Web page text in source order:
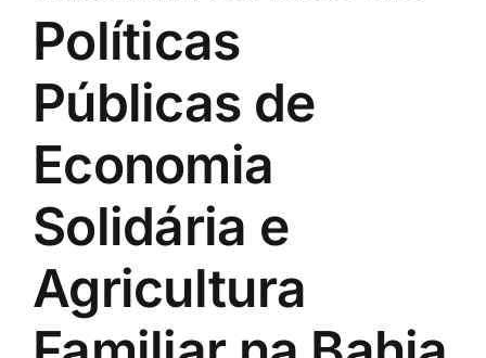
Políticas
Públicas de
Economia
Solidária e
Agricultura